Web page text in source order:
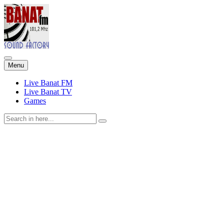
Menu Skip
to
content
Live Banat FM
Live Banat TV
Games
Search
for: